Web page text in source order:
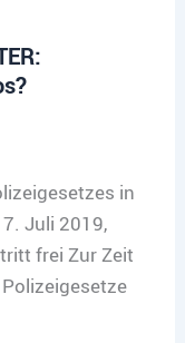
in
Juli 2019,
frei Zur Zeit